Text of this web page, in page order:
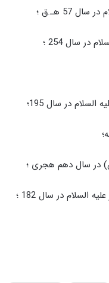
57 هـ.ق ؛
در سال 254 ؛
در سال 195؛
در سال دهم هجری ؛
در سال 182 ؛
تسلیت باد